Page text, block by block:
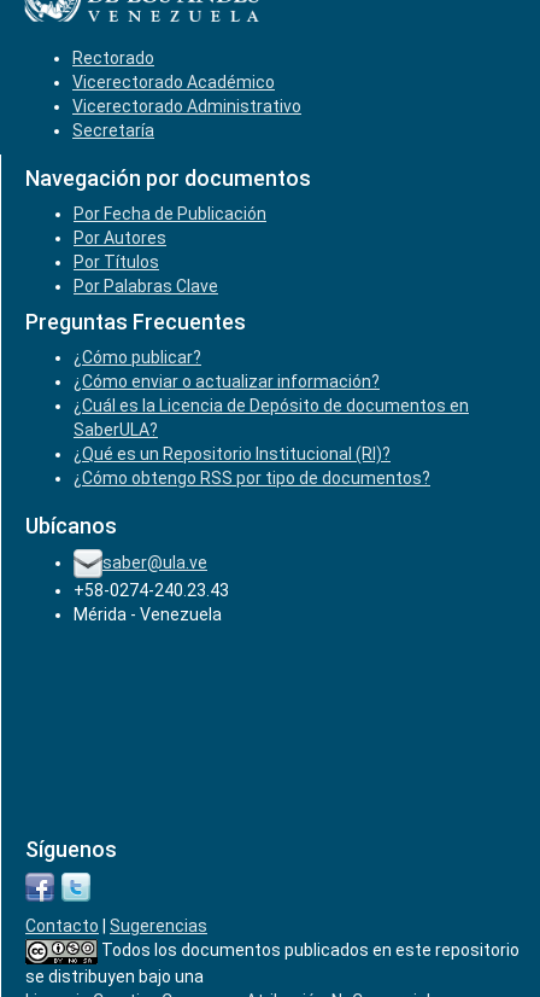
Rectorado
Vicerectorado Académico
Vicerectorado Administrativo
Secretaría
Navegación por documentos
Por Fecha de Publicación
Por Autores
Por Títulos
Por Palabras Clave
Preguntas Frecuentes
¿Cómo publicar?
¿Cómo enviar o actualizar información?
¿Cuál es la Licencia de Depósito de documentos en
SaberULA?
¿Qué es un Repositorio Institucional (RI)?
¿Cómo obtengo RSS por tipo de documentos?
Ubícanos
saber@ula.ve
+58-0274-240.23.43
Mérida - Venezuela
Síguenos
Contacto
Sugerencias
Todos los documentos publicados en este repositorio
se distribuyen bajo una